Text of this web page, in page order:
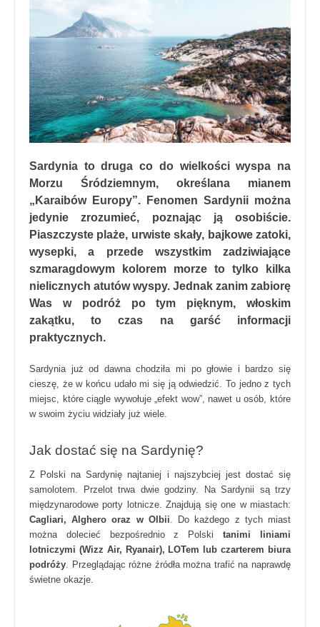
Sardynia to druga co do wielkości wyspa na
Morzu Śródziemnym, określana mianem
„Karaibów Europy”. Fenomen Sardynii można
jedynie zrozumieć, poznając ją osobiście.
Piaszczyste plaże, urwiste skały, bajkowe zatoki,
wysepki, a przede wszystkim zadziwiające
szmaragdowym kolorem morze to tylko kilka
nielicznych atutów wyspy. Jednak zanim zabiorę
Was w podróż po tym pięknym, włoskim
zakątku, to czas na garść informacji
praktycznych.
Sardynia już od dawna chodziła mi po głowie i bardzo się
cieszę, że w końcu udało mi się ją odwiedzić. To jedno z tych
miejsc, które ciągle wywołuje „efekt wow”, nawet u osób, które
w swoim życiu widziały już wiele.
Jak dostać się na Sardynię?
Z Polski na Sardynię najtaniej i najszybciej jest dostać się
samolotem. Przelot trwa dwie godziny. Na Sardynii są trzy
międzynarodowe porty lotnicze. Znajdują się one w miastach:
Cagliari, Alghero oraz w Olbii . Do każdego z tych miast
można dolecieć bezpośrednio z Polskitanimi liniami
lotniczymi (Wizz Air, Ryanair), LOTem lub czarterem biura
podróży . Przeglądając różne źródła można trafić na naprawdę
świetne okazje.